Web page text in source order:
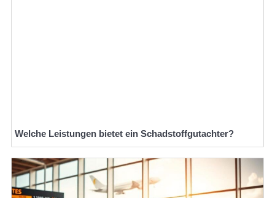
Welche Leistungen bietet ein Schadstoffgutachter?